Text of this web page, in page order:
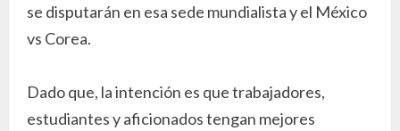
se disputarán en esa sede mundialista y el México
vs Corea.
Dado que, la intención es que trabajadores,
estudiantes y aficionados tengan mejores